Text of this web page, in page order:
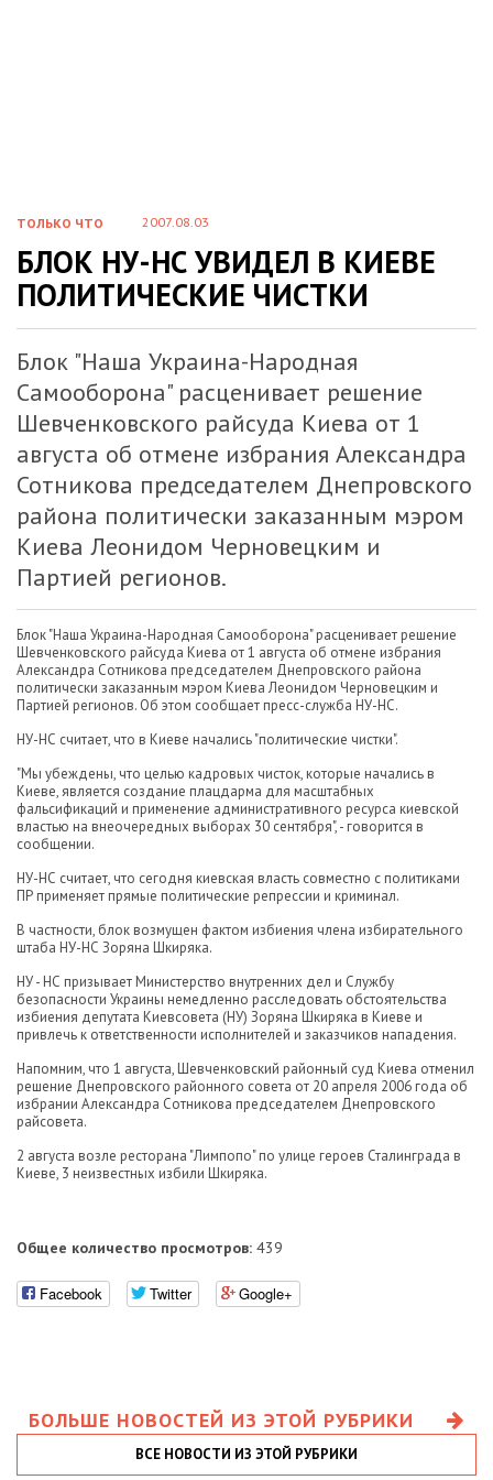
ТОЛЬКО ЧТО 2007.08.03
БЛОК НУ-НС УВИДЕЛ В КИЕВЕ
ПОЛИТИЧЕСКИЕ ЧИСТКИ
Блок "Наша Украина-Народная
Самооборона" расценивает решение
Шевченковского райсуда Киева от 1
августа об отмене избрания Александра
Сотникова председателем Днепровского
района политически заказанным мэром
Киева Леонидом Черновецким и
Партией регионов.
Блок "Наша Украина-Народная Самооборона" расценивает решение
Шевченковского райсуда Киева от 1 августа об отмене избрания
Александра Сотникова председателем Днепровского района
политически заказанным мэром Киева Леонидом Черновецким и
Партией регионов. Об этом сообщает пресс-служба НУ-НС.
НУ-НС считает, что в Киеве начались "политические чистки".
"Мы убеждены, что целью кадровых чисток, которые начались в
Киеве, является создание плацдарма для масштабных
фальсификаций и применение административного ресурса киевской
властью на внеочередных выборах 30 сентября", - говорится в
сообщении.
НУ-НС считает, что сегодня киевская власть совместно с политиками
ПР применяет прямые политические репрессии и криминал.
В частности, блок возмущен фактом избиения члена избирательного
штаба НУ-НС Зоряна Шкиряка.
НУ - НС призывает Министерство внутренних дел и Службу
безопасности Украины немедленно расследовать обстоятельства
избиения депутата Киевсовета (НУ) Зоряна Шкиряка в Киеве и
привлечь к ответственности исполнителей и заказчиков нападения.
Напомним, что 1 августа, Шевченковский районный суд Киева отменил
решение Днепровского районного совета от 20 апреля 2006 года об
избрании Александра Сотникова председателем Днепровского
райсовета.
2 августа возле ресторана "Лимпопо" по улице героев Сталинграда в
Киеве, 3 неизвестных избили Шкиряка.
Общее количество просмотров: 439
Facebook Twitter Google+
БОЛЬШЕ НОВОСТЕЙ ИЗ ЭТОЙ РУБРИКИ
ВСЕ НОВОСТИ ИЗ ЭТОЙ РУБРИКИ